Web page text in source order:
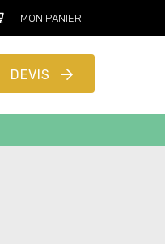
MON PANIER
DEVIS